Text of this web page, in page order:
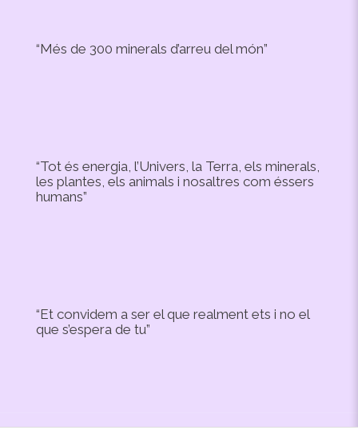
“Més de 300 minerals d’arreu del món”
“Tot és energia, l’Univers, la Terra, els minerals,
les plantes, els animals i nosaltres com éssers
humans”
“Et convidem a ser el que realment ets i no el
que s’espera de tu”